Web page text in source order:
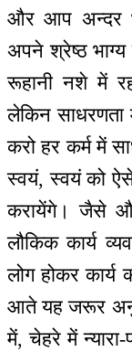
और आप अन्दर
अपने श्रेष्ठ
रूहानी नशे में
लेकिन साधरणता
करो हर कर्म में
स्वयं, स्वयं को
करायेंगे। जैसे
लौकिक कार्य
लोग होकर
आते यह जरूर
में, चेहरे में